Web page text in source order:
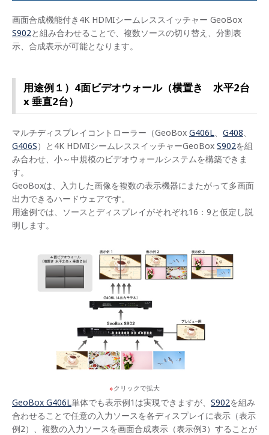
画面合成機能付き4K HDMIシームレススイッチャー GeoBox
S902と組み合わせることで、複数ソースの切り替え、分割表
示、合成表示が可能となります。
用途例１）4面ビデオウォール（横置き 水平2台
x 垂直2台）
マルチディスプレイコントローラー（GeoBox G406L G408
G406S）と4K HDMIシームレススイッチャーGeoBox S902を組
み合わせ、小～中規模のビデオウォールシステムを構築できま
す。
GeoBoxは、入力した画像を複数の表示機器にまたがって多画面
出力できるハードウェアです。
用途例では、ソースとディスプレイがそれぞれ16：9と仮定し説
明します。
クリックで拡大
GeoBox G406L単体でも表示例1は実現できますが、 S902を組み
合わせることで任意の入力ソースを各ディスプレイに表示（表示
例2）、複数の入力ソースを画面合成表示（表示例3）することが